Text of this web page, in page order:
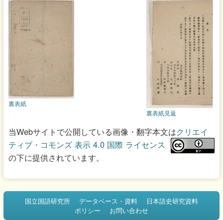
裏表紙見返
裏表紙
当Webサイトで公開している画像・翻字本文はクリエイ
ティブ・コモンズ 表示 4.0 国際 ライセンス
の下に提供されています。
国立国語研究所 データベース・資料
日本語史研究資料
ポリシー
お問い合わせ